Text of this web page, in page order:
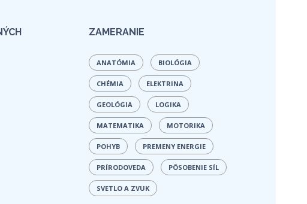
ZAMERANIE
ANATÓMIA BIOLÓGIA
CHÉMIA ELEKTRINA
GEOLÓGIA LOGIKA
MATEMATIKA MOTORIKA
POHYB PREMENY ENERGIE
PRÍRODOVEDA PÔSOBENIE SÍL
SVETLO A ZVUK